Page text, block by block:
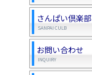
さんぱい倶楽部
SANPAI CULB
お問い合わせ
INQUIRY